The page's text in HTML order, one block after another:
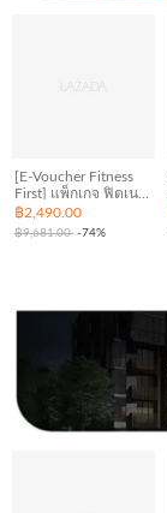
[E-Voucher Fitness
First] แพ็กเกจ ฟิตเนส
1 เดือน Platinum
฿2,490.00
฿9,681.00 -74%